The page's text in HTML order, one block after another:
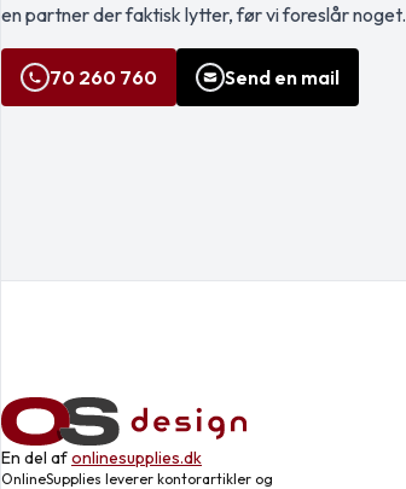
en partner der faktisk lytter, før vi foreslår noget.
70 260 760 Send en mail
En del afonlinesupplies.dk
OnlineSupplies leverer kontorartikler og